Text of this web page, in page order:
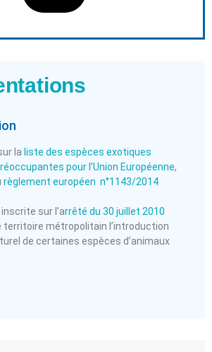
la liste des espèces exotiques
pour l’Union Européenne,
règlement européen n°1143/2014
sur l’arrêté du 30 juillet 2010
territoire métropolitain l’introduction
de certaines espèces d’animaux